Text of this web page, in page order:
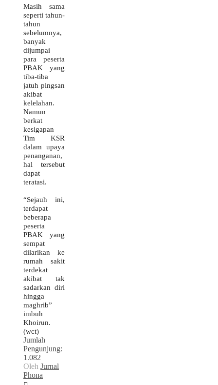
Masih sama
seperti tahun-
tahun
sebelumnya,
banyak
dijumpai
para peserta
PBAK yang
tiba-tiba
jatuh pingsan
akibat
kelelahan.
Namun
berkat
kesigapan
Tim KSR
dalam upaya
penanganan,
hal tersebut
dapat
teratasi.
“Sejauh ini,
terdapat
beberapa
peserta
PBAK yang
sempat
dilarikan ke
rumah sakit
terdekat
akibat tak
sadarkan diri
hingga
maghrib”
imbuh
Khoirun.
(wct)
Jumlah
Pengunjung:
1.082
Oleh Jurnal
Phona